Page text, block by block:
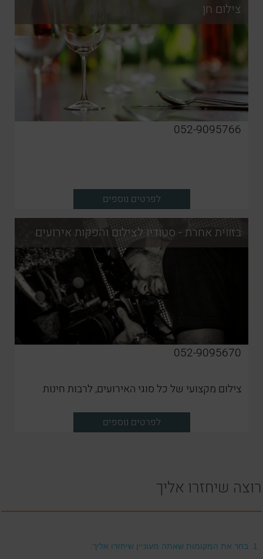
צילום חן
052-9095766
לפרטים נוספים
בזווית אחרת - סטודיו לצילום והפקות אירועים
052-9095670
צילום מקצועי של כל סוגי האירועים, לרבות חינות
לפרטים נוספים
רוצה שיחזרו אליך
1. בחר את המקומות שאתה מעוניין שיחזרו אליך: